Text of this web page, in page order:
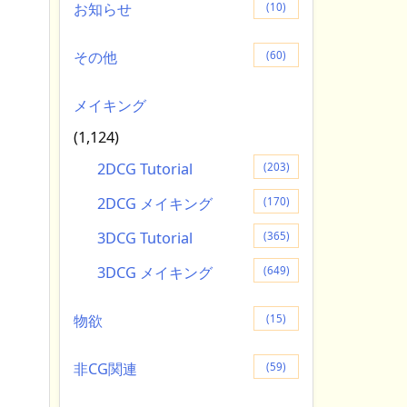
お知らせ (10)
その他 (60)
メイキング
(1,124)
2DCG Tutorial
(203)
2DCG メイキング (170)
3DCG Tutorial (365)
3DCG メイキング (649)
物欲 (15)
非CG関連 (59)